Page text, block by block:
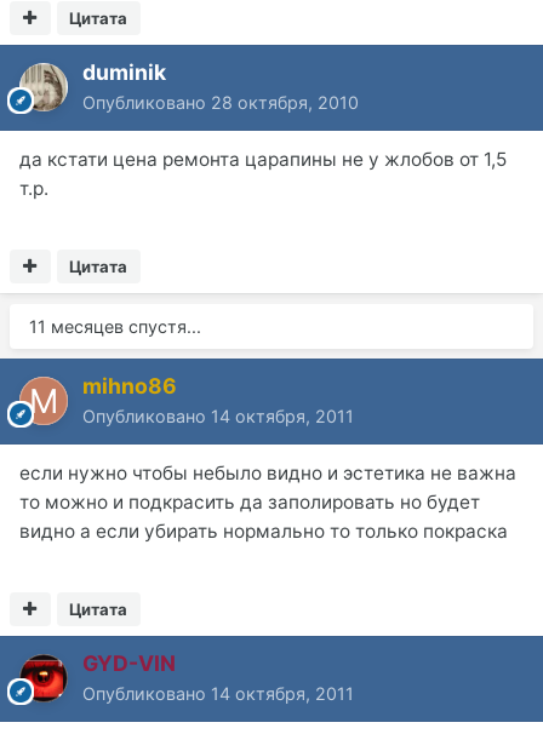
Цитата
duminik
Опубликовано 28 октября, 2010
да кстати цена ремонта царапины не у жлобов от 1,5
т.р.
Цитата
11 месяцев спустя...
mihno86
Опубликовано 14 октября, 2011
если нужно чтобы небыло видно и эстетика не важна
то можно и подкрасить да заполировать но будет
видно а если убирать нормально то только покраска
Цитата
GYD-VIN
Опубликовано 14 октября, 2011